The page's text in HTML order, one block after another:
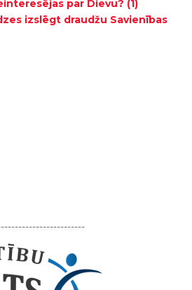
par Dievu? (1)
izslēgt draudžu Savienības